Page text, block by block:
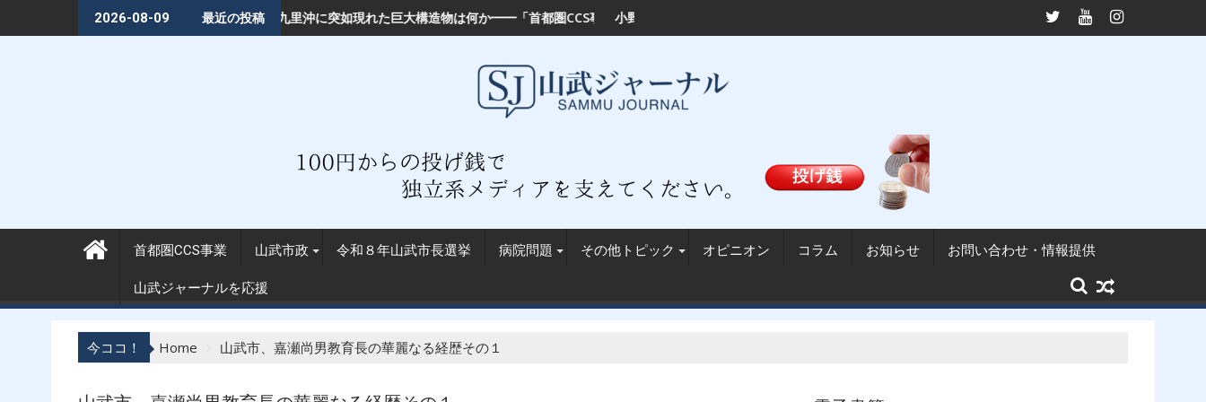
to
2026-08-09 最近の投稿
が不正アクセス被害━━18万回閲覧された「首都圏CCS」投稿から見えた住民の不安
九十九里沖に突如現れた巨大構造物は何か━━「首都圏CCS事業」は地球を救うのか？小野崎新山武市長、選挙ポスターを無断掲示か──九十九里漁協は掲示許可を否定山武市長に小野崎正喜前県議が就任──問われるガバナンス能力・自
首都圏CCS事業 山武市政 令和８年山武市長選挙 病院問題 その他トピック オピニオン コラム お知らせ お問い合わせ・情報提供
山武ジャーナルを応援
今ココ！ Home 山武市、嘉瀬尚男教育長の華麗なる経歴その１